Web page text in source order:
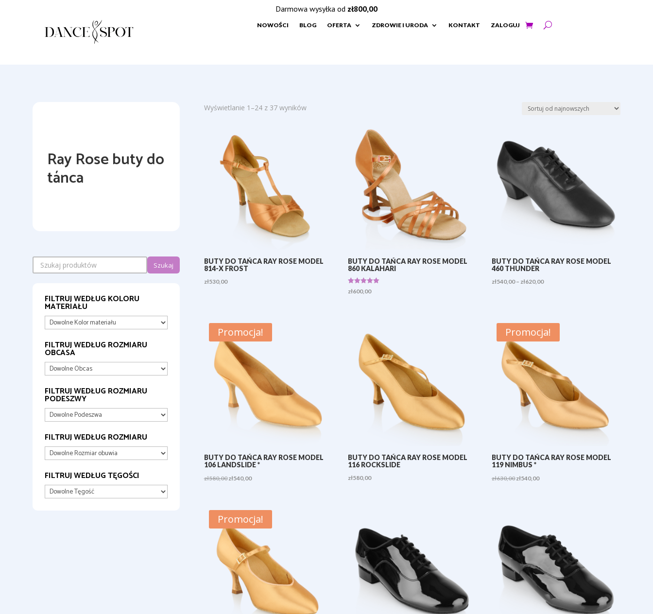
NOWOŚCI BLOG OFERTA ZDROWIE I URODA KONTAKT ZALOGUJ
Ray Rose buty do
tánca
Szukaj
FILTRUJ WEDŁUG KOLORU
MATERIAŁU
FILTRUJ WEDŁUG ROZMIARU
OBCASA
FILTRUJ WEDŁUG ROZMIARU
PODESZWY
FILTRUJ WEDŁUG ROZMIARU
FILTRUJ WEDŁUG TĘGOŚCI
Wyświetlanie 1–24 z 37 wynikówPosortowane
BUTY DO TAŃCA RAY ROSE MODEL
814-X FROST
zł530,00
BUTY DO TAŃCA RAY ROSE MODEL
860 KALAHARI
Oceniono
5.00
zł600,00
BUTY DO TAŃCA RAY ROSE MODEL
460 THUNDER
zł540,00 – zł620,00Zakres
do
Promocja!
BUTY DO TAŃCA RAY ROSE MODEL
106 LANDSLIDE *
zł580,00Pierwotna
zł540,00Aktualna
zł540,00.
BUTY DO TAŃCA RAY ROSE MODEL
116 ROCKSLIDE
zł580,00
Promocja!
BUTY DO TAŃCA RAY ROSE MODEL
119 NIMBUS *
zł630,00Pierwotna
zł540,00Aktualna
Promocja!
Darmowa wysyłka od zł800,00